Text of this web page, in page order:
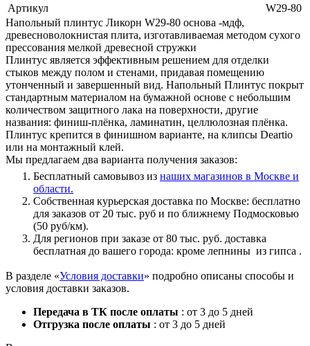
Артикул
W29-80
Напольный плинтус Ликорн W29-80 основа -мдф,
древесноволокнистая плита, изготавливаемая методом сухого
прессования мелкой древесной стружки
Плинтус является эффективным решением для отделки
стыков между полом и стенами, придавая помещению
утонченный и завершенный вид. Напольный Плинтус покрыт
стандартным материалом на бумажной основе с небольшим
количеством защитного лака на поверхности, другие
названия: финиш-плёнка, ламинатин, целлюлозная плёнка.
Плинтус крепится в финишном варианте, на клипсы Deartio
или на монтажный клей.
Мы предлагаем два варианта получения заказов:
Бесплатный самовывоз из наших магазинов в Москве и
области.
Собственная курьерская доставка по Москве: бесплатно
для заказов от 20 тыс. руб и по ближнему Подмосковью
(50 руб/км).
Для регионов при заказе от 80 тыс. руб. доставка
бесплатная до вашего города: кроме лепнины из гипса .
В разделе «Условия доставки» подробно описаны способы и
условия доставки заказов.
Передача в ТК после оплаты : от 3 до 5 дней
Отгрузка после оплаты : от 3 до 5 дней